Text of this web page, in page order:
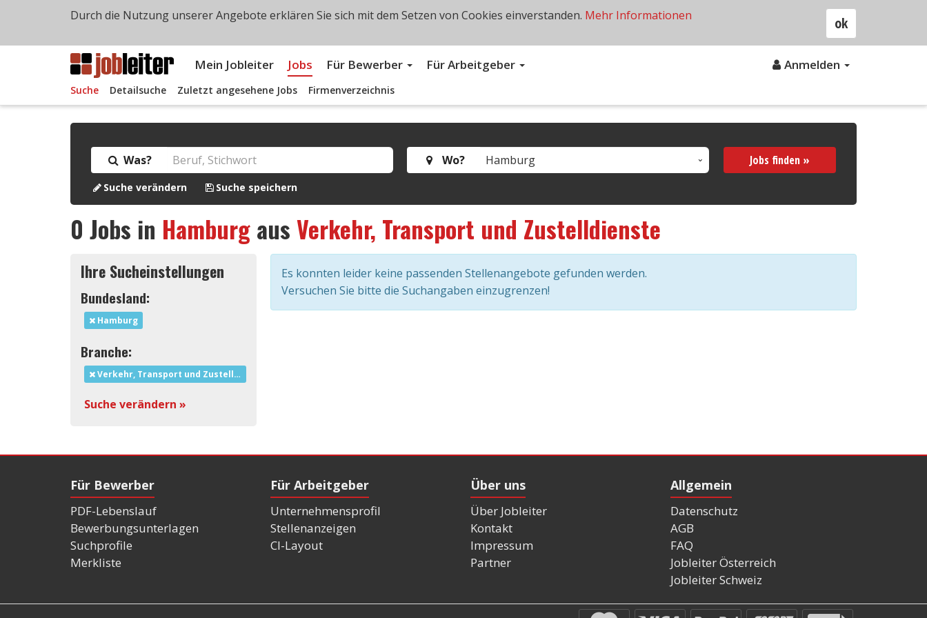
Mein Jobleiter Jobs Für Bewerber Für Arbeitgeber Anmelden
Suche Detailsuche Zuletzt angesehene Jobs Firmenverzeichnis
Was? Wo? Jobs finden »
Suche verändern Suche speichern
0 Jobs in HamburgausVerkehr, Transport und Zustelldienste
Ihre Sucheinstellungen
Bundesland:
Hamburg
Branche:
Verkehr, Transport und Zustelldienste
Suche verändern »
Es konnten leider keine passenden Stellenangebote gefunden werden.
Versuchen Sie bitte die Suchangaben einzugrenzen!
Für Bewerber
PDF-Lebenslauf
Bewerbungsunterlagen
Suchprofile
Merkliste
Für Arbeitgeber
Unternehmensprofil
Stellenanzeigen
CI-Layout
Über uns
Über Jobleiter
Kontakt
Impressum
Partner
Allgemein
Datenschutz
AGB
FAQ
Jobleiter Österreich
Jobleiter Schweiz
ok
Durch die Nutzung unserer Angebote erklären Sie sich mit dem Setzen von Cookies einverstanden. Mehr Informationen